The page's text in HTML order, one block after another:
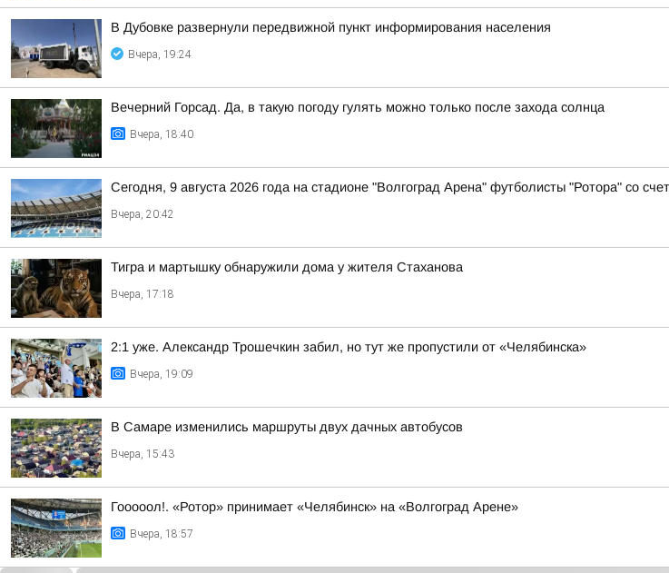
В Дубовке развернули передвижной пункт информирования населения
Вчера, 19:24
Вечерний Горсад. Да, в такую погоду гулять можно только после захода солнца
Вчера, 18:40
Сегодня, 9 августа 2026 года на стадионе "Волгоград Арена" футболисты "Ротора" со
Вчера, 20:42
Тигра и мартышку обнаружили дома у жителя Стаханова
Вчера, 17:18
2:1 уже. Александр Трошечкин забил, но тут же пропустили от «Челябинска»
Вчера, 19:09
В Самаре изменились маршруты двух дачных автобусов
Вчера, 15:43
Гооооол!. «Ротор» принимает «Челябинск» на «Волгоград Арене»
Вчера, 18:57